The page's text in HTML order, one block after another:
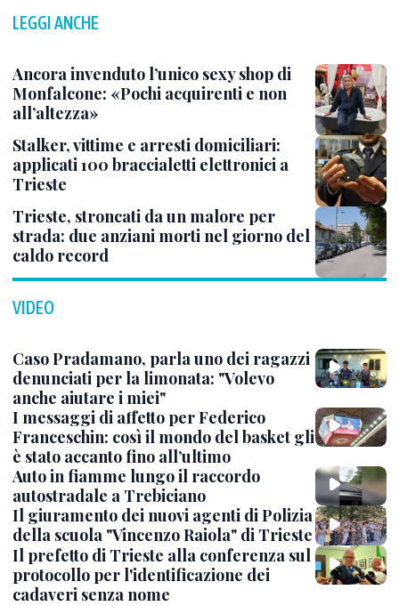
LEGGI ANCHE
Ancora invenduto l’unico sexy shop di
Monfalcone: «Pochi acquirenti e non
all’altezza»
Stalker, vittime e arresti domiciliari:
applicati 100 braccialetti elettronici a
Trieste
Trieste, stroncati da un malore per
strada: due anziani morti nel giorno del
caldo record
VIDEO
Caso Pradamano, parla uno dei ragazzi
denunciati per la limonata: "Volevo
anche aiutare i miei"
I messaggi di affetto per Federico
Franceschin: così il mondo del basket gli
è stato accanto fino all’ultimo
Auto in fiamme lungo il raccordo
autostradale a Trebiciano
Il giuramento dei nuovi agenti di Polizia
della scuola "Vincenzo Raiola" di Trieste
Il prefetto di Trieste alla conferenza sul
protocollo per l'identificazione dei
cadaveri senza nome